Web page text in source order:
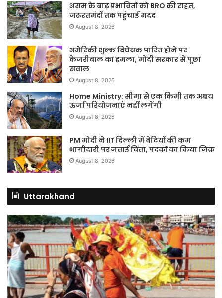
असम के बाढ़ प्रभावितों को BRO की राहत,
जरूरतमंदों तक पहुंचाई मदद
August 8, 2026
अमेरिकी शुल्क विधेयक पारित होने पर
केजरीवाल का हमला, मोदी सरकार से पूछा
सवाल
August 8, 2026
Home Ministry: सीमा से एक किमी तक अक्षय
ऊर्जा परियोजनाएं नहीं लगेंगी
August 8, 2026
PM मोदी ने IIT दिल्ली में बेटियों की कम
भागीदारी पर जताई चिंता, पदकों का किया जिक्र
August 8, 2026
Uttarakhand